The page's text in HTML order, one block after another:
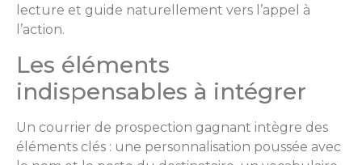
lecture et guide naturellement vers l’appel à
l’action.
Les éléments
indispensables à intégrer
Un courrier de prospection gagnant intègre des
éléments clés : une personnalisation poussée avec